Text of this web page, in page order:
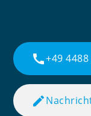
call+49
edit